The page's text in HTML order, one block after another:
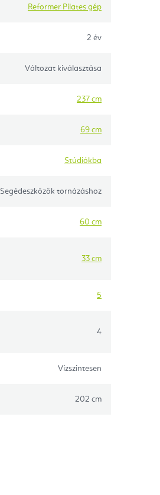
Reformer Pilates gép
2 év
Változat kiválasztása
237 cm
69 cm
Stúdiókba
Segédeszközök tornázáshoz
60 cm
33 cm
5
4
Vízszintesen
202 cm